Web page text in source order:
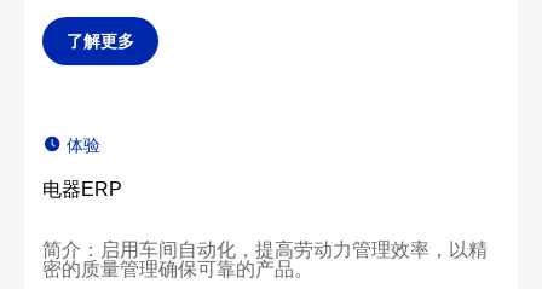
了解更多
体验
电器ERP
简介：启用车间自动化，提高劳动力管理效率，以精
密的质量管理确保可靠的产品。